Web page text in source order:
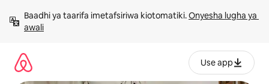
kwenda
kwenye
Baadhi ya taarifa imetafsiriwa kiotomatiki. Onyesha lugha ya
awali
Use app